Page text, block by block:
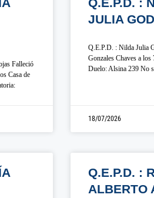
Falleció
Casa de
JULIA
Q.E.P.D. : Nilda Julia
Gonzales Chaves a los
Duelo: Alsina 239 No
18/07/2026
Q.E.P.D. :
ALBERTO